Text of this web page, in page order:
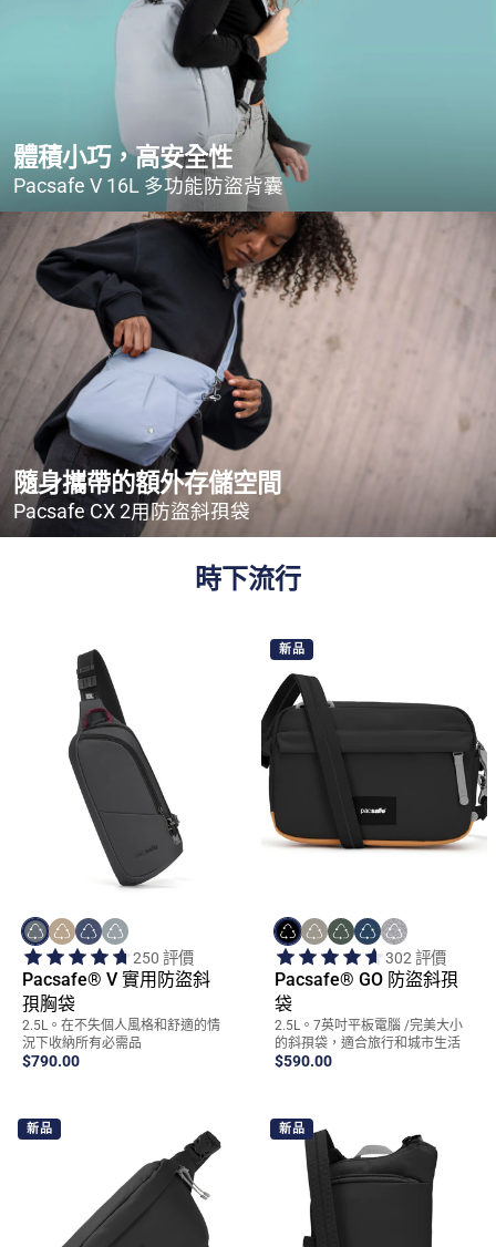
體積小巧，高安全性
Pacsafe V 16L 多功能防盜背囊
隨身攜帶的額外存儲空間
Pacsafe CX 2用防盜斜孭袋
時下流行
Quick Add
250 評價
Pacsafe® V 實用防盜斜
孭胸袋
2.5L。在不失個人風格和舒適的情
況下收納所有必需品
$790.00
新品
Quick Add
302 評價
Pacsafe® GO 防盜斜孭
袋
2.5L。7英吋平板電腦 /完美大小
的斜孭袋，適合旅行和城市生活
$590.00
新品 新品